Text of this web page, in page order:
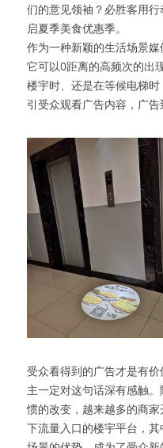
们的意见领袖？必胜客用
启夏季美食优惠季。
作为一种新颖的生活场景
它可以0距离的高频次的出
楼宇时、还是在等候电梯
引受众观看广告内容，广告
受众看得到的广告才是有
主一定对这句话深有感触
惯的改变，越来越多的商
下流量入口的楼宇平台，